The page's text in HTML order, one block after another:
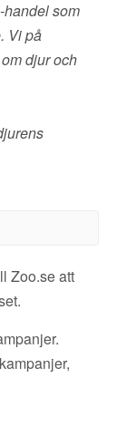
handel som
Vi på
djur och
Zoo.se att